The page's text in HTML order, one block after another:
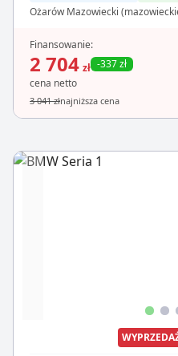
Ożarów Mazowiecki
Finansowanie:
2 704 zł -337 zł
cena netto
3 041 złnajniższa cena